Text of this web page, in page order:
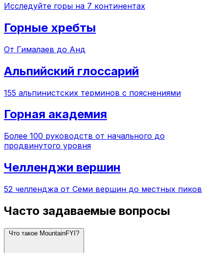
Исследуйте горы на 7 континентах
Горные хребты
От Гималаев до Анд
Альпийский глоссарий
155 альпинистских терминов с пояснениями
Горная академия
Более 100 руководств от начального до
продвинутого уровня
Челленджи вершин
52 челленджа от Семи вершин до местных пиков
Часто задаваемые вопросы
Что такое MountainFYI?